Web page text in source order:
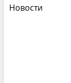
Новости